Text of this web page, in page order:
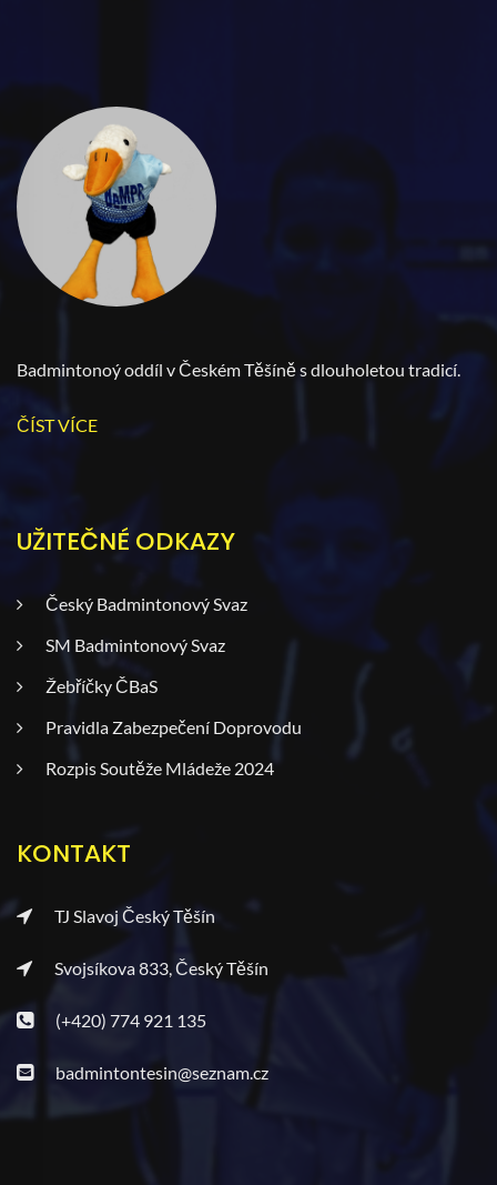
Badmintonoý oddíl v Českém Těšíně s dlouholetou tradicí.
ČÍST VÍCE
UŽITEČNÉ ODKAZY
Český Badmintonový Svaz
SM Badmintonový Svaz
Žebříčky ČBaS
Pravidla Zabezpečení Doprovodu
Rozpis Soutěže Mládeže 2024
KONTAKT
TJ Slavoj Český Těšín
Svojsíkova 833, Český Těšín
(+420) 774 921 135
badmintontesin@seznam.cz